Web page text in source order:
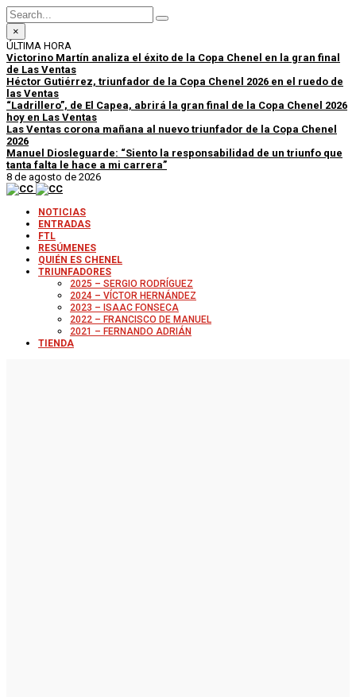
×
ÚLTIMA HORA
Victorino Martín analiza el éxito de la Copa Chenel en la gran final
de Las Ventas
Héctor Gutiérrez, triunfador de la Copa Chenel 2026 en el ruedo de
las Ventas
“Ladrillero”, de El Capea, abrirá la gran final de la Copa Chenel 2026
hoy en Las Ventas
Las Ventas corona mañana al nuevo triunfador de la Copa Chenel
2026
Manuel Diosleguarde: “Siento la responsabilidad de un triunfo que
tanta falta le hace a mi carrera”
8 de agosto de 2026
NOTICIAS
ENTRADAS
FTL
RESÚMENES
QUIÉN ES CHENEL
TRIUNFADORES
2025 – SERGIO RODRÍGUEZ
2024 – VÍCTOR HERNÁNDEZ
2023 – ISAAC FONSECA
2022 – FRANCISCO DE MANUEL
2021 – FERNANDO ADRIÁN
TIENDA